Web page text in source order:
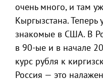
очень много, и там
Кыргызстана. Теперь
знакомые в США. В
в 90-ые и в начале
курс рубля к
Россия — это